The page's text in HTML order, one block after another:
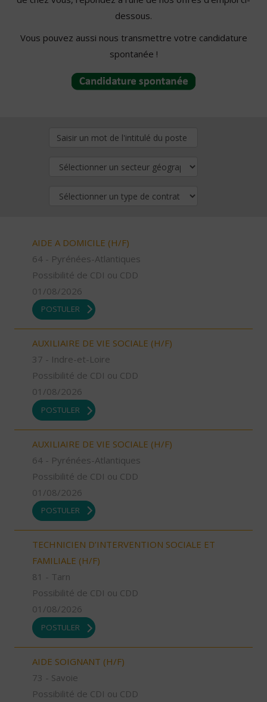
dessous.
Vous pouvez aussi nous transmettre votre candidature
spontanée !
AIDE A DOMICILE (H/F)
64 - Pyrénées-Atlantiques
Possibilité de CDI ou CDD
01/08/2026
POSTULER
AUXILIAIRE DE VIE SOCIALE (H/F)
37 - Indre-et-Loire
Possibilité de CDI ou CDD
01/08/2026
POSTULER
AUXILIAIRE DE VIE SOCIALE (H/F)
64 - Pyrénées-Atlantiques
Possibilité de CDI ou CDD
01/08/2026
POSTULER
TECHNICIEN D’INTERVENTION SOCIALE ET
FAMILIALE (H/F)
81 - Tarn
Possibilité de CDI ou CDD
01/08/2026
POSTULER
AIDE SOIGNANT (H/F)
73 - Savoie
Possibilité de CDI ou CDD